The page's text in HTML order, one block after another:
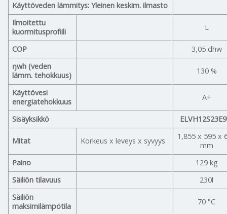
Käyttöveden lämmitys: Yleinen keskim. ilmasto
Ilmoitettu
kuormitusprofiili
L
COP
3,05 dhw
ŋwh (veden
lämm. tehokkuus)
130 %
Käyttövesi
energiatehokkuus
A+
Sisäyksikkö
Mitat Korkeus x leveys x syvyys
1,855 x 595 x
mm
Paino
129 kg
Säiliön tilavuus
230l
Säiliön
maksimilämpötila
70 °C